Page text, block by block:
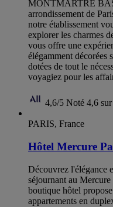
MONTMARTRE
arrondissement de
notre établissement
explorer les charmes
vous offre une
élégamment décorées
dotées de tout le
voyagiez pour les
4,6/5 Noté 4,6
PARIS, France
Hôtel Mercure
Découvrez l'élégance
séjournant au
boutique hôtel
appartements en